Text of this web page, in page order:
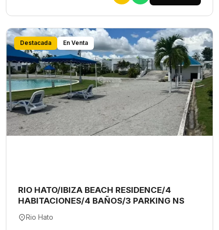
Destacada En Venta
RIO HATO/IBIZA BEACH RESIDENCE/4
HABITACIONES/4 BAÑOS/3 PARKING NS
Rio Hato